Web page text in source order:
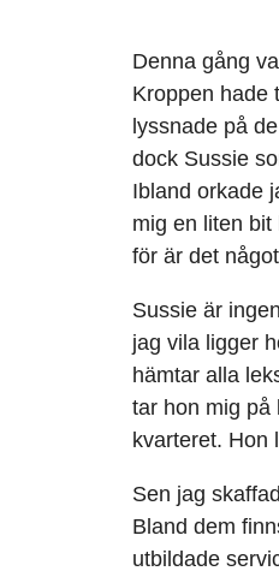
Denna gång
Kroppen hade
lyssnade på
dock Sussie
Ibland orkade
mig en liten
för är det
Sussie är
jag vila ligger
hämtar alla
tar hon mig på
kvarteret. Hon
Sen jag
Bland dem
utbildade